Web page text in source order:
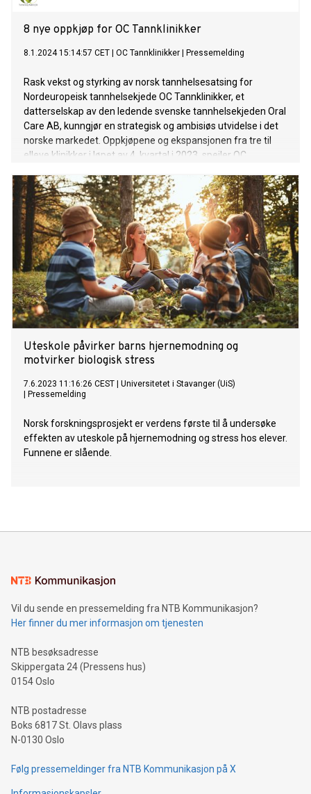
8 nye oppkjøp for OC Tannklinikker
8.1.2024 15:14:57 CET OC Tannklinikker Pressemelding
Rask vekst og styrking av norsk tannhelsesatsing for
Nordeuropeisk tannhelsekjede OC Tannklinikker, et
datterselskap av den ledende svenske tannhelsekjeden Oral
Care AB, kunngjør en strategisk og ambisiøs utvidelse i det
norske markedet. Oppkjøpene og ekspansjonen fra tre til
elleve klinikker i løpet av 4. kvartal i 2023, speiler OC
tannhelsebransjen i Norge.
Uteskole påvirker barns hjernemodning og
motvirker biologisk stress
7.6.2023 11:16:26 CEST
Universitetet i Stavanger (UiS)
Pressemelding
Norsk forskningsprosjekt er verdens første til å undersøke
effekten av uteskole på hjernemodning og stress hos elever.
Funnene er slående.
Vil du sende en pressemelding fra NTB Kommunikasjon?
Her finner du mer informasjon om tjenesten
NTB besøksadresse
Skippergata 24 (Pressens hus)
0154 Oslo
NTB postadresse
Boks 6817 St. Olavs plass
N-0130 Oslo
Følg pressemeldinger fra NTB Kommunikasjon på X